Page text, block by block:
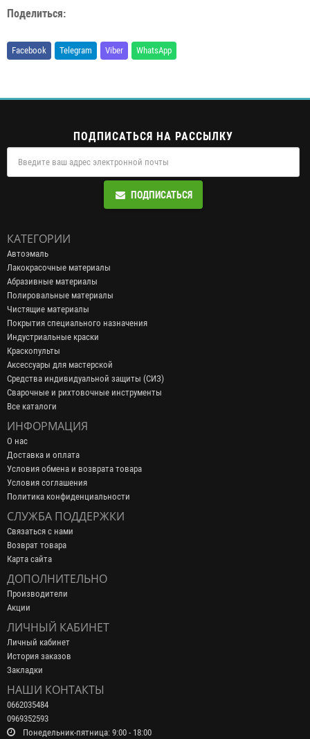
Поделиться:
Facebook Telegram Viber WhatsApp
ПОДПИСАТЬСЯ НА РАССЫЛКУ
ПОДПИСАТЬСЯ
КАТЕГОРИИ
Автоэмаль
Лакокрасочные материалы
Абразивные материалы
Полировальные материалы
Чистящие материалы
Покрытия специального назначения
Индустриальные краски
Краскопульты
Аксессуары для мастерской
Средства индивидуальной защиты (СИЗ)
Сварочные и рихтовочные инструменты
Все каталоги
ИНФОРМАЦИЯ
О нас
Доставка и оплата
Условия обмена и возврата товара
Условия соглашения
Политика конфиденциальности
СЛУЖБА ПОДДЕРЖКИ
Связаться с нами
Возврат товара
Карта сайта
ДОПОЛНИТЕЛЬНО
Производители
Акции
ЛИЧНЫЙ КАБИНЕТ
Личный кабинет
История заказов
Закладки
НАШИ КОНТАКТЫ
0662035484
0969352593
Понедельник-пятница: 9:00 - 18:00